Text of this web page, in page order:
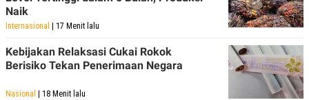
Naik
Internasional | 17 Menit lalu
Kebijakan Relaksasi Cukai Rokok
Berisiko Tekan Penerimaan Negara
Nasional | 18 Menit lalu